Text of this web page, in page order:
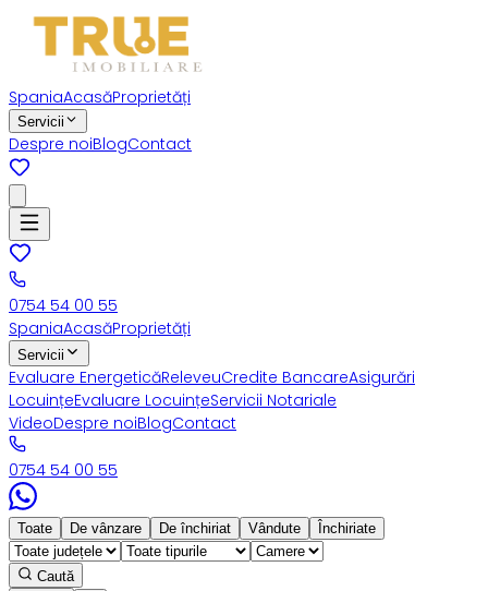
SpaniaAcasăProprietăți
Servicii
Despre noiBlogContact
0754 54 00 55
SpaniaAcasăProprietăți
Servicii
Evaluare EnergeticăReleveuCredite BancareAsigurări
LocuințeEvaluare LocuințeServicii Notariale
VideoDespre noiBlogContact
0754 54 00 55
Toate De vânzare De închiriat Vândute Închiriate
Caută